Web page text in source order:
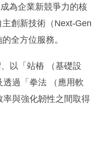
為企業新競爭力的核
創新技術（Next-Gen
全方位服務。
以「站樁 （基礎設
過「拳法 （應用軟
與強化韌性之間取得